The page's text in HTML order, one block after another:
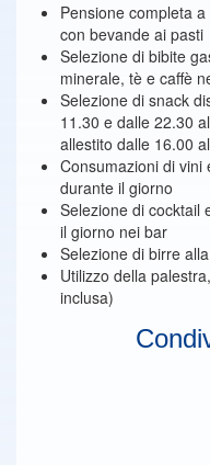
Pensione completa
con bevande ai pasti
Selezione di bibite
minerale, tè e caffè
Selezione di snack
11.30 e dalle 22.30
allestito dalle 16.00
Consumazioni di vini
durante il giorno
Selezione di cocktail
il giorno nei bar
Selezione di birre
Utilizzo della
inclusa)